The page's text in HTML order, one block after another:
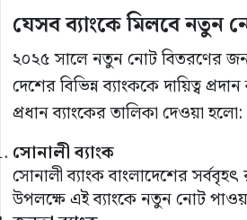
যেসব ব্যাংকে মিলবে নতুন
২০২৫ সালে নতুন নোট বিতরণের
দেশের বিভিন্ন ব্যাংককে দায়িত্ব
প্রধান ব্যাংকের তালিকা দেওয়া হলো:
সোনালী ব্যাংক
সোনালী ব্যাংক বাংলাদেশের সর্ববৃহৎ
উপলক্ষে এই ব্যাংকে নতুন নোট